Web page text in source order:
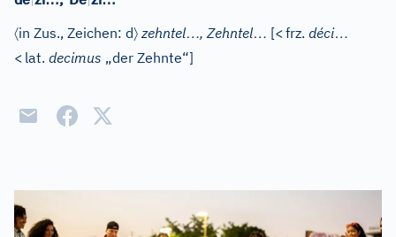
〈in Zus., Zeichen: d〉 zehntel…, Zehntel… [<frz. déci…
< lat. decimus „der Zehnte“]